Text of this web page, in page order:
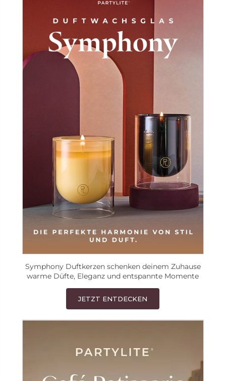
Symphony Duftkerzen schenken deinem Zuhause
warme Düfte, Eleganz und entspannte Momente
JETZT ENTDECKEN